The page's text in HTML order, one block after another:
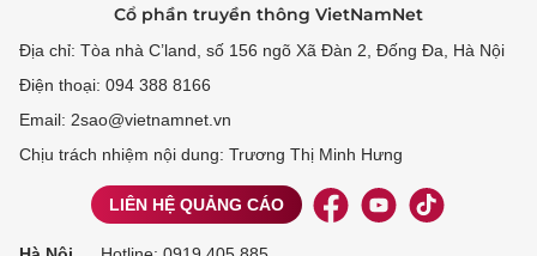
Cổ phần truyền thông VietNamNet
Địa chỉ: Tòa nhà C’land, số 156 ngõ Xã Đàn 2, Đống Đa, Hà Nội
Điện thoại: 094 388 8166
Email: 2sao@vietnamnet.vn
Chịu trách nhiệm nội dung: Trương Thị Minh Hưng
LIÊN HỆ QUẢNG CÁO